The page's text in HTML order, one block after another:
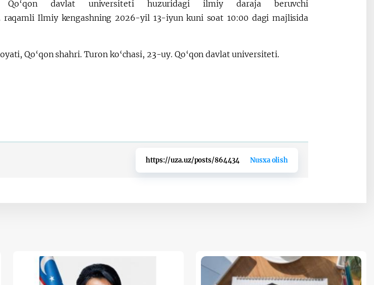
Qo‘qon davlat universiteti huzuridagi ilmiy daraja beruvchi
raqamli Ilmiy kengashning 2026-yil 13-iyun kuni soat 10:00 dagi majlisida
Qo‘qon shahri. Turon ko‘chasi, 23-uy. Qo‘qon davlat universiteti.
https://uza.uz/posts/864434 Nusxa olish